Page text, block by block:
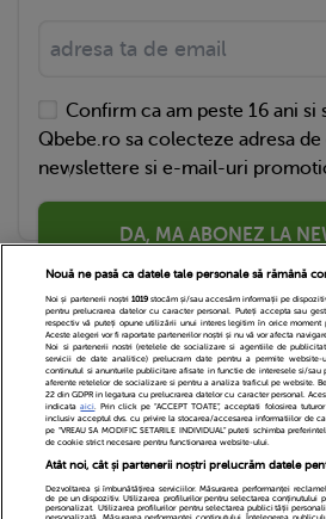
Confirm ca am peste 16 ani si
Qbebe.ro sa colecteze adresa
newslettere si e-mail-uri
DA, MA ABONEZ LA
Echipa Editoriala
Cariere
Cookies
Politica
DivaHair Cosmetics
Nouă ne pasă ca datele tale personale să rămână
Noi și partenerii noștri 1019stocăm și/sau accesăm informații pe
pentru prelucrarea datelor cu caracter personal. Puteți accepta sau
respectiv vă puteți opune utilizării unui interes legitim în orice
Aceste alegeri vor fi raportate partenerilor noștri și nu vă vor afecta
Noi si partenerii nostri (retelele de socializare si agentiile de
servicii de date analitice) prelucram date pentru a permite
continutul si anunturile publicitare afisate in functie de interesele si/sau
aferente retelelor de socializare si pentru a analiza traficul pe website.
22 din GDPR in legatura cu prelucrarea datelor cu caracter personal.
indicataaici. Prin click pe “ACCEPT TOATE”, acceptati folosirea
inclusiv acceptul dvs. cu privire la stocarea/accesarea informatiilor de
pe “VREAU SA MODIFIC SETARILE INDIVIDUAL” puteti schimba
de cookie strict necesare pentru functionarea website-ului.
Atât noi, cât și partenerii noștri prelucrăm datele
Dezvoltarea și îmbunătățirea serviciilor. Măsurarea performanței
de pe un dispozitiv. Utilizarea profilurilor pentru selectarea conținutului
personalizat. Utilizarea profilurilor pentru selectarea publicității